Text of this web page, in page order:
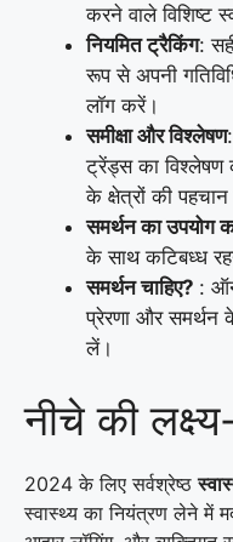
करने वाले विशिष्ट
नियमित ट्रैकिंग:
रूप से अपनी
लॉग करें।
समीक्षा और विश्लेषण
ट्रेंड्स का विश्लेषण
के क्षेत्रों की
समर्थन का उपयोग
के साथ कटिबध्ध
समर्थन चाहिए? :
प्रेरणा और समर्थन के
लें।
नीचे की
2024 के लिए सर्वश्रेष्ठ
स्वास्थ्य का नियंत्रण लेने में